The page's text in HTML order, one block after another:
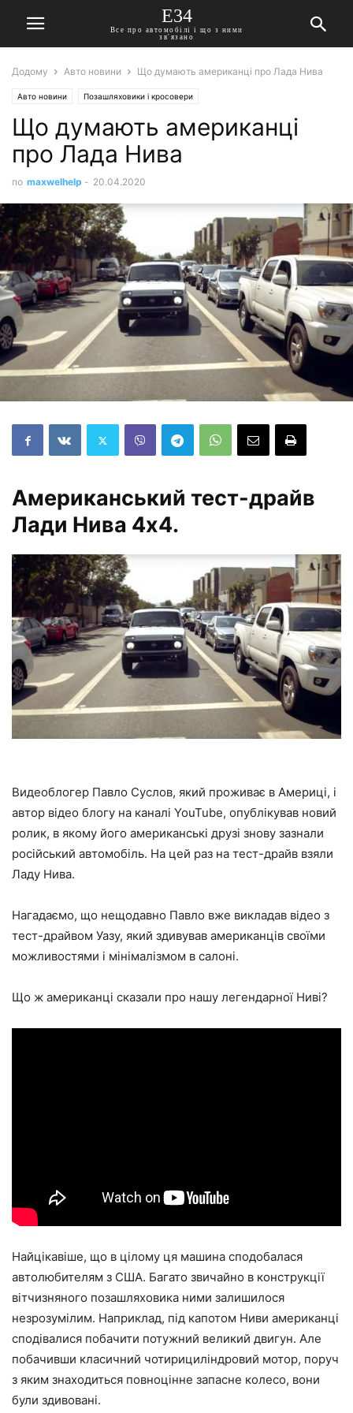
E34
Все про автомобілі і що з ними
зв'язано
Додому Авто новини Що думають американці про Лада Нива
Авто новини Позашляховики і кросовери
Що думають американці
про Лада Нива
по maxwelhelp - 20.04.2020
Американський тест-драйв
Лади Нива 4х4.
Видеоблогер Павло Суслов, який проживає в Америці, і
автор відео блогу на каналі YouTube, опублікував новий
ролик, в якому його американські друзі знову зазнали
російський автомобіль. На цей раз на тест-драйв взяли
Ладу Нива.
Нагадаємо, що нещодавно Павло вже викладав відео з
тест-драйвом Уазу, який здивував американців своїми
можливостями і мінімалізмом в салоні.
Що ж американці сказали про нашу легендарної Ниві?
Найцікавіше, що в цілому ця машина сподобалася
автолюбителям з США. Багато звичайно в конструкції
вітчизняного позашляховика ними залишилося
незрозумілим. Наприклад, під капотом Ниви американці
сподівалися побачити потужний великий двигун. Але
побачивши класичний чотирициліндровий мотор, поруч
з яким знаходиться повноцінне запасне колесо, вони
були здивовані.